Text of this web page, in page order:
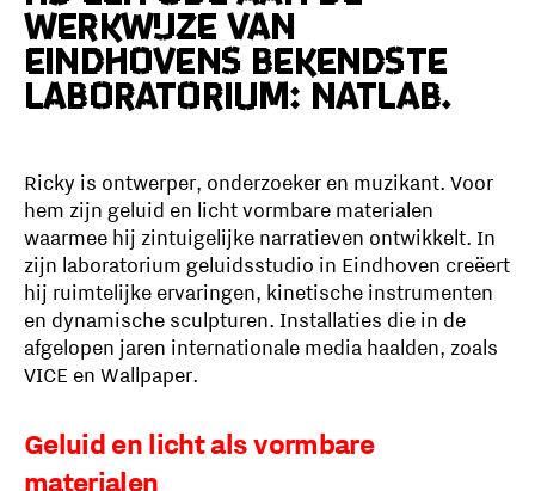
werkwijze van
Eindhovens bekendste
laboratorium: Natlab.
Ricky is ontwerper, onderzoeker en muzikant. Voor
hem zijn geluid en licht vormbare materialen
waarmee hij zintuigelijke narratieven ontwikkelt. In
zijn laboratorium geluidsstudio in Eindhoven creëert
hij ruimtelijke ervaringen, kinetische instrumenten
en dynamische sculpturen. Installaties die in de
afgelopen jaren internationale media haalden, zoals
VICE en Wallpaper.
Geluid en licht als vormbare
materialen